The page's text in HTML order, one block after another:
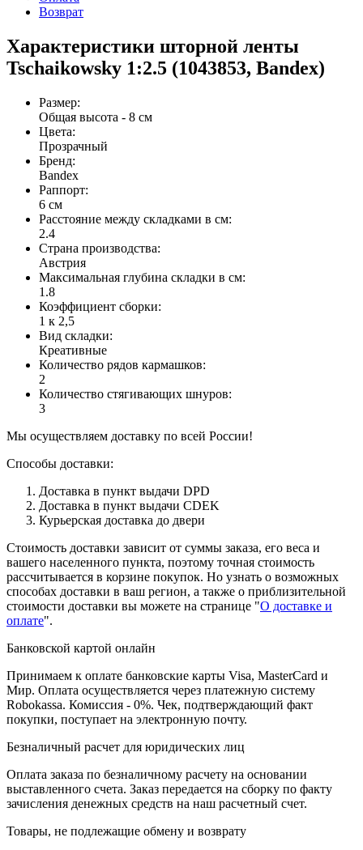
Возврат
Характеристики шторной ленты
Tschaikowsky 1:2.5 (1043853, Bandex)
Размер:
Общая высота - 8 см
Цвета:
Прозрачный
Бренд:
Bandex
Раппорт:
6 см
Расстояние между складками в см:
2.4
Страна производства:
Австрия
Максимальная глубина складки в см:
1.8
Коэффициент сборки:
1 к 2,5
Вид складки:
Креативные
Количество рядов кармашков:
2
Количество стягивающих шнуров:
3
Мы осуществляем доставку по всей России!
Способы доставки:
Доставка в пункт выдачи DPD
Доставка в пункт выдачи CDEK
Курьерская доставка до двери
Стоимость доставки зависит от суммы заказа, его веса и
вашего населенного пункта, поэтому точная стоимость
рассчитывается в корзине покупок. Но узнать о возможных
способах доставки в ваш регион, а также о приблизительной
стоимости доставки вы можете на странице "О доставке и
оплате".
Банковской картой онлайн
Принимаем к оплате банковские карты Visa, MasterCard и
Мир. Оплата осуществляется через платежную систему
Robokassa. Комиссия - 0%. Чек, подтверждающий факт
покупки, поступает на электронную почту.
Безналичный расчет для юридических лиц
Оплата заказа по безналичному расчету на основании
выставленного счета. Заказ передается на сборку по факту
зачисления денежных средств на наш расчетный счет.
Товары, не подлежащие обмену и возврату